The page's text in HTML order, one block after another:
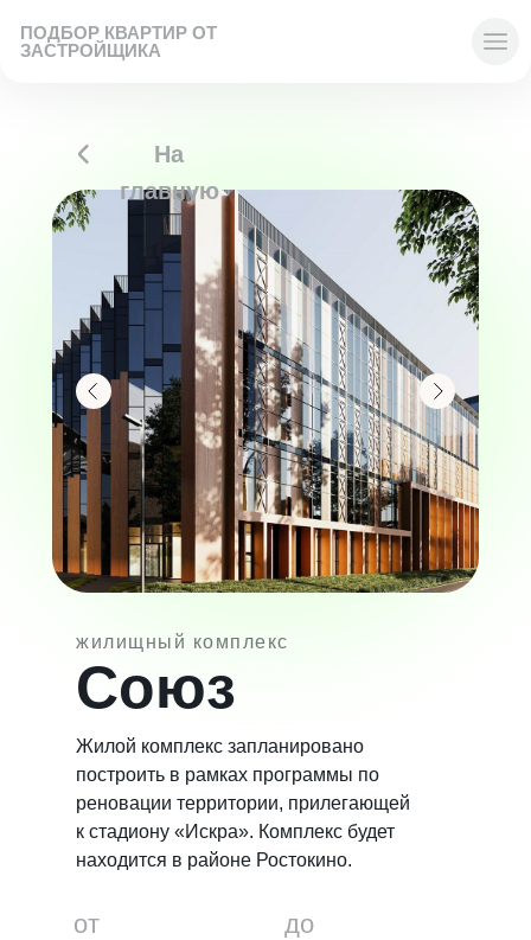
ПОДБОР КВАРТИР ОТ
ЗАСТРОЙЩИКА
На
главную
Жилой комплекс запланировано
построить в рамках программы по
реновации территории, прилегающей
к стадиону «Искра». Комплекс будет
находится в районе Ростокино.
жилищный комплекс
Союз
от до